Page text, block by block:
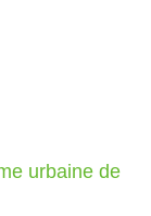
urbaine de